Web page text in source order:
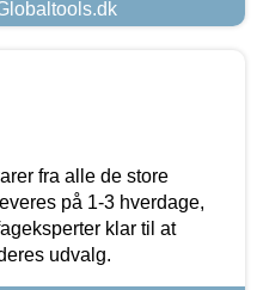
fra alle de store
på 1-3 hverdage,
klar til at
udvalg.